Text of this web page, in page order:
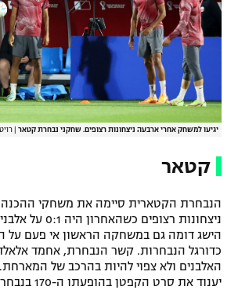
יגיעו למשחק אחרי ארבעה ניצחונות רצופים. שחקני נבחרת קטאר
קטאר
הנבחרת הקטארית סיימה את משחקי
ניצחונות רצופים
הישג דומה גם במשחקה הראשון אי פעם על
כדורגל הנבחרות. קשר הנבחרת, אחמד
האלבנים ולא צפוי להיות בהרכב של
יענוד את סרט